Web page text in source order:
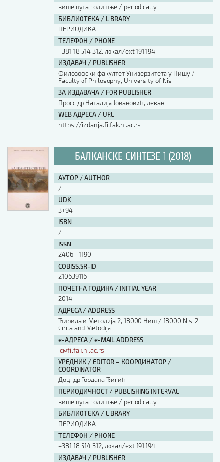
више пута годишње / periodically
БИБЛИОТЕКА / LIBRARY
ПЕРИОДИКА
ТЕЛЕФОН / PHONE
+381 18 514 312, локал/ext 191,194
ИЗДАВАЧ / PUBLISHER
Филозофски факултет Универзитета у Нишу /
Faculty of Philosophy, University of Nis
ЗА ИЗДАВАЧА / FOR PUBLISHER
Проф. др Наталија Јовановић, декан
WEB АДРЕСА / URL
https://izdanja.filfak.ni.ac.rs
БАЛКАНСКЕ СИНТЕЗЕ 1 (2018)
АУТОР / AUTHOR
/
UDK
3+94
ISBN
/
ISSN
2406 - 1190
COBISS.SR-ID
210639116
ПОЧЕТНА ГОДИНА / INITIAL YEAR
2014
АДРЕСА / ADDRESS
Ћирила и Методија 2, 18000 Ниш / 18000 Nis, 2
Cirila and Metodija
е-АДРЕСА / e-MAIL ADDRESS
ic@filfak.ni.ac.rs
УРЕДНИК / EDITOR – КООРДИНАТОР /
COORDINATOR
Доц. др Гордана Ђигић
ПЕРИОДИЧНОСТ / PUBLISHING INTERVAL
више пута годишње / periodically
БИБЛИОТЕКА / LIBRARY
ПЕРИОДИКА
ТЕЛЕФОН / PHONE
+381 18 514 312, локал/ext 191,194
ИЗДАВАЧ / PUBLISHER